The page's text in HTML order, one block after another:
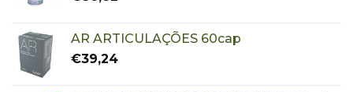
AR ARTICULAÇÕES 60cap
€39,24